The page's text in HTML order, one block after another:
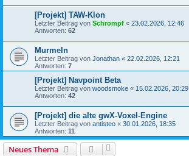
[Projekt] TAW-Klon
Letzter Beitrag von Schrompf « 23.02.2026, 12:46
Antworten: 62
Murmeln
Letzter Beitrag von Jonathan « 22.02.2026, 12:21
Antworten: 7
[Projekt] Navpoint Beta
Letzter Beitrag von woodsmoke « 15.02.2026, 20:29
Antworten: 42
[Projekt] die alte gwX-Voxel-Engine
Letzter Beitrag von antisteo « 30.01.2026, 18:35
Antworten: 11
Neues Thema